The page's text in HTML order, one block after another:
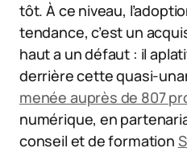
tôt. À ce niveau,
tendance, c’est un
haut a un défaut : il
derrière cette quasi-
menée auprès de 807
numérique, en
conseil et de formation